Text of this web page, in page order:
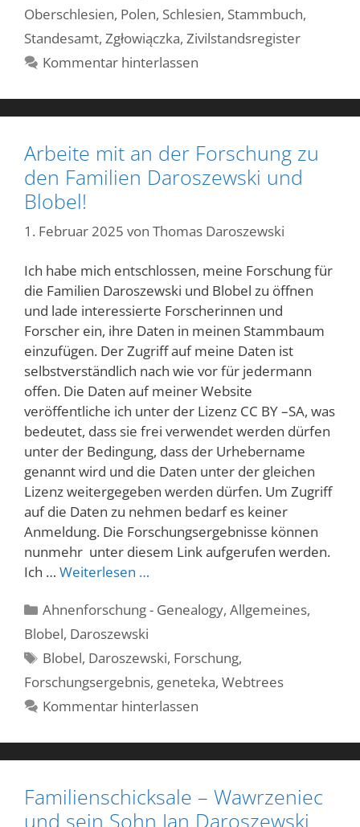
Oberschlesien, Polen, Schlesien, Stammbuch,
Standesamt, Zgłowiączka, Zivilstandsregister
Kommentar hinterlassen
Arbeite mit an der Forschung zu
den Familien Daroszewski und
Blobel!
1. Februar 2025 von Thomas Daroszewski
Ich habe mich entschlossen, meine Forschung für
die Familien Daroszewski und Blobel zu öffnen
und lade interessierte Forscherinnen und
Forscher ein, ihre Daten in meinen Stammbaum
einzufügen. Der Zugriff auf meine Daten ist
selbstverständlich nach wie vor für jedermann
offen. Die Daten auf meiner Website
veröffentliche ich unter der Lizenz CC BY –SA, was
bedeutet, dass sie frei verwendet werden dürfen
unter der Bedingung, dass der Urhebername
genannt wird und die Daten unter der gleichen
Lizenz weitergegeben werden dürfen. Um Zugriff
auf die Daten zu nehmen bedarf es keiner
Anmeldung. Die Forschungsergebnisse können
nunmehr unter diesem Link aufgerufen werden.
Ich … Weiterlesen …
Kategorien
Ahnenforschung - Genealogy,Allgemeines,
Blobel, Daroszewski
Schlagwörter
Blobel, Daroszewski, Forschung,
Forschungsergebnis, geneteka, Webtrees
Kommentar hinterlassen
Familienschicksale – Wawrzeniec
und sein Sohn Jan Daroszewski